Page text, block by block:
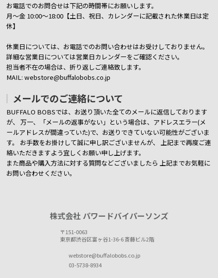
お電話でのお問合せは下記の時間帯にお願いします。
月～金 10:00～18:00【土日、祝日、カレンダーに記載された休業日は定
休】
休業日については、お電話でのお問い合わせはお受けしておりません。
詳細な営業日については営業日カレンダーをご確認ください。
担当者不在の場合は、折り返しご連絡致します。
MAIL: webstore@buffalobobs.co.jp
メールでのご連絡について
BUFFALO BOBSでは、お送り頂いた全てのメールに返信しております
が、 万一、「メールの返事がない」という場合は、アドレスエラー(メ
ールアドレスが間違っていた)で、お送りできていない可能性がございま
す。 お手数をお掛けして誠に申し訳ございませんが、 上記まで再度ご連
絡いただきますよう宜しくお願い申し上げます。
また商品や購入方法に対する質問などございましたら上記までお気軽に
お問い合わせください。
株式会社 パワードバイパーソンズ
〒151-0063
東京都渋谷区富ヶ谷1-36-6 斎藤ビル2階
webstore@buffalobobs.co.jp
03-5738-8934